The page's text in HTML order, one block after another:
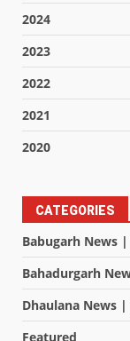
2024
2023
2022
2021
2020
CATEGORIES
Babugarh News ||
Bahadurgarh
Dhaulana News ||
Featured